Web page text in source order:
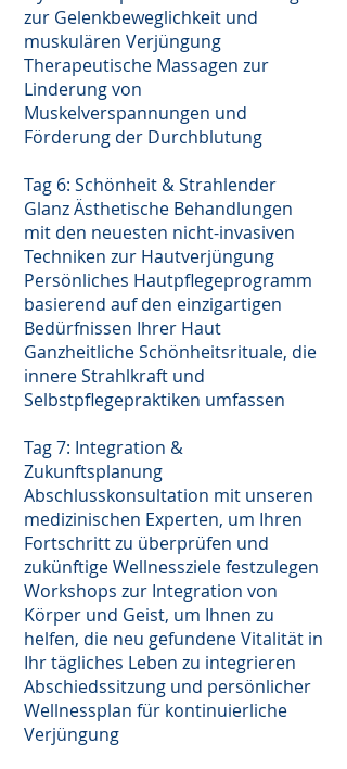
zur Gelenkbeweglichkeit und
muskulären Verjüngung
Therapeutische Massagen zur
Linderung von
Muskelverspannungen und
Förderung der Durchblutung
Tag 6: Schönheit & Strahlender
Glanz Ästhetische Behandlungen
mit den neuesten nicht-invasiven
Techniken zur Hautverjüngung
Persönliches Hautpflegeprogramm
basierend auf den einzigartigen
Bedürfnissen Ihrer Haut
Ganzheitliche Schönheitsrituale, die
innere Strahlkraft und
Selbstpflegepraktiken umfassen
Tag 7: Integration &
Zukunftsplanung
Abschlusskonsultation mit unseren
medizinischen Experten, um Ihren
Fortschritt zu überprüfen und
zukünftige Wellnessziele festzulegen
Workshops zur Integration von
Körper und Geist, um Ihnen zu
helfen, die neu gefundene Vitalität in
Ihr tägliches Leben zu integrieren
Abschiedssitzung und persönlicher
Wellnessplan für kontinuierliche
Verjüngung